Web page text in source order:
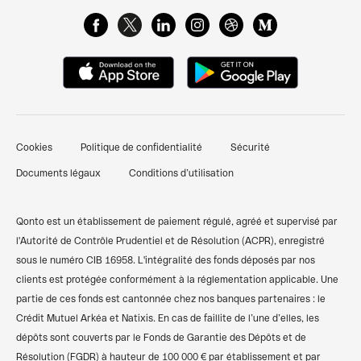
Cartes Business
Gestion des dépenses pro
Pré-comptabilité simplifiée
Financements et prêts
Compte pro auto-entrepreneur
Compte pro SASU
Compte bancaire associations
Compte pro SCI
Centre de ressources
Attestation de dépôt de capital
Comparer les banques pro
Qonto vs Shine
Codes BIC/SWIFT
Calculateur de TVA
Simulateur des frais kilométriques
FAQ & Support client
Qonto Avis
Nous contacter
Témoignages clients
Finpal - Notre communauté finance
Recommander Qonto
Plan du site
Cookies Politique de confidentialité Sécurité
Documents légaux Conditions d’utilisation
Qonto est un établissement de paiement régulé, agréé et supervisé par
l'Autorité de Contrôle Prudentiel et de Résolution (ACPR), enregistré
sous le numéro CIB 16958. L'intégralité des fonds déposés par nos
clients est protégée conformément à la réglementation applicable. Une
partie de ces fonds est cantonnée chez nos banques partenaires : le
Crédit Mutuel Arkéa et Natixis. En cas de faillite de l’une d’elles, les
dépôts sont couverts par le Fonds de Garantie des Dépôts et de
Résolution (FGDR) à hauteur de 100 000 € par établissement et par